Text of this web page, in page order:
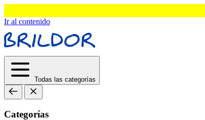
Ir al contenido
Todas las categorías
Categorías